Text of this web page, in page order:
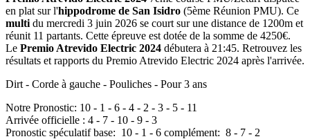
en plat sur l'hippodrome de San Isidro (5ème Réunion PMU). Ce
multi du mercredi 3 juin 2026 se court sur une distance de 1200m et
réunit 11 partants. Cette épreuve est dotée de la somme de 4250€.
Le Premio Atrevido Electric 2024 débutera à 21:45. Retrouvez les
résultats et rapports du Premio Atrevido Electric 2024 après l'arrivée.
Dirt - Corde à gauche - Pouliches - Pour 3 ans
Notre Pronostic: 10 - 1 - 6 - 4 - 2 - 3 - 5 - 11
Arrivée officielle : 4 - 7 - 10 - 9 - 3
Pronostic spéculatif base: 10 - 1 - 6 complément: 8 - 7 - 2